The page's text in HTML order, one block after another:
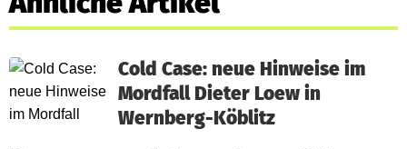
Cold Case: neue Hinweise im
Mordfall Dieter Loew in
Wernberg-Köblitz